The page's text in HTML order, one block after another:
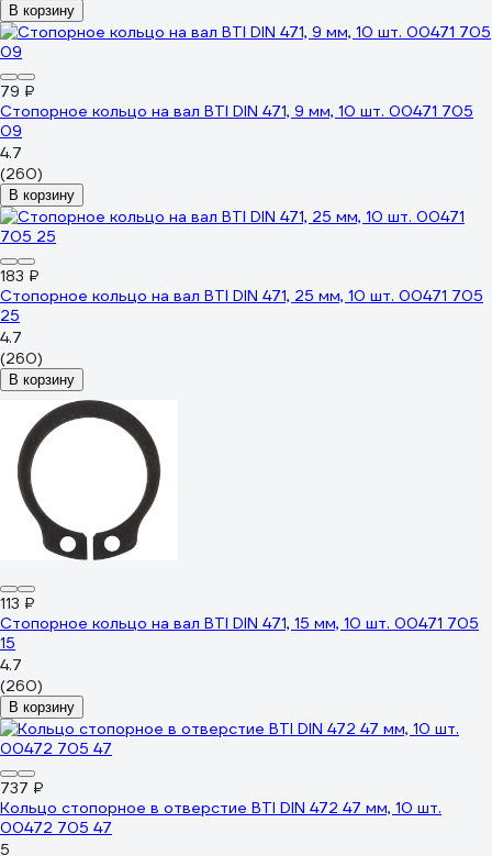
В корзину
79 ₽
Стопорное кольцо на вал BTI DIN 471, 9 мм, 10 шт. 00471 705
09
4.7
(260)
В корзину
183 ₽
Стопорное кольцо на вал BTI DIN 471, 25 мм, 10 шт. 00471 705
25
4.7
(260)
В корзину
113 ₽
Стопорное кольцо на вал BTI DIN 471, 15 мм, 10 шт. 00471 705
15
4.7
(260)
В корзину
737 ₽
Кольцо стопорное в отверстие BTI DIN 472 47 мм, 10 шт.
00472 705 47
5